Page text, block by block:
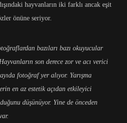
hayvanların iki farklı ancak eşit
önüne seriyor.
bazıları bazı okuyucular
son derece zor ve acı verici
fotoğraf yer alıyor. Yarışma
en az estetik açıdan etkileyici
düşünüyor. Yine de önceden